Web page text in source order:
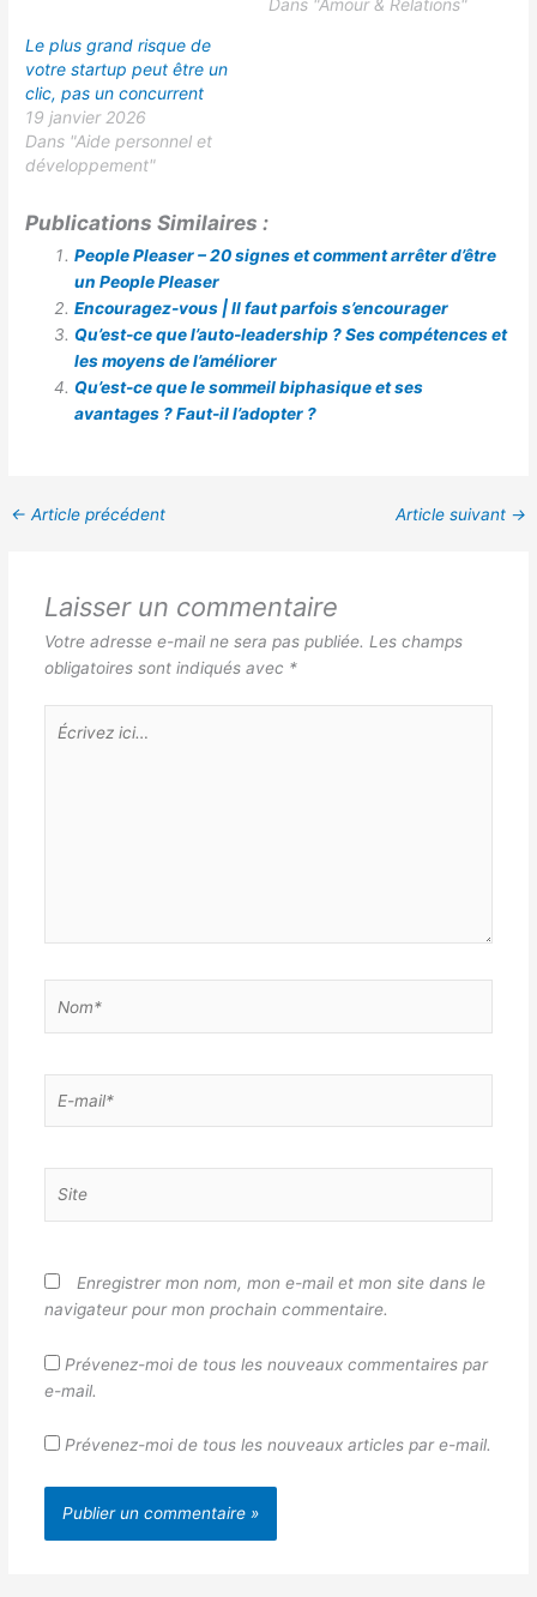
Le plus grand risque de
votre startup peut être un
clic, pas un concurrent
19 janvier 2026
Dans "Aide personnel et
développement"
Publications Similaires :
People Pleaser – 20 signes et comment arrêter d’être
un People Pleaser
Encouragez-vous | Il faut parfois s’encourager
Qu’est-ce que l’auto-leadership ? Ses compétences et
les moyens de l’améliorer
Qu’est-ce que le sommeil biphasique et ses
avantages ? Faut-il l’adopter ?
← Article précédent Article suivant →
Laisser un commentaire
Votre adresse e-mail ne sera pas publiée. Les champs
obligatoires sont indiqués avec *
ici…
mail*
Enregistrer mon nom, mon e-mail et mon site dans le
navigateur pour mon prochain commentaire.
Prévenez-moi de tous les nouveaux commentaires par
e-mail.
Prévenez-moi de tous les nouveaux articles par e-mail.